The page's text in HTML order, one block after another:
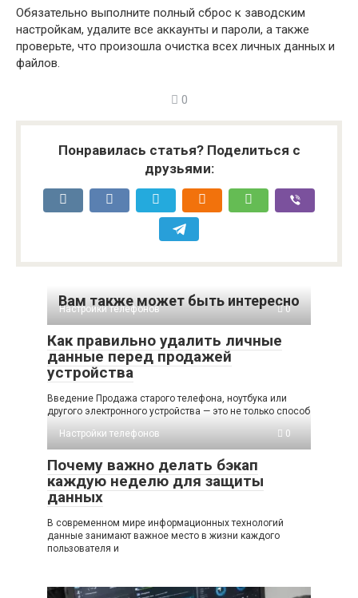
Обязательно выполните полный сброс к заводским
настройкам, удалите все аккаунты и пароли, а также
проверьте, что произошла очистка всех личных данных и
файлов.
0
Понравилась статья? Поделиться с
друзьями:
Вам также может быть интересно
Настройки телефонов 0
Как правильно удалить личные
данные перед продажей
устройства
Введение Продажа старого телефона, ноутбука или
другого электронного устройства — это не только способ
Настройки телефонов
0
Почему важно делать бэкап
каждую неделю для защиты
данных
В современном мире информационных технологий
данные занимают важное место в жизни каждого
пользователя и